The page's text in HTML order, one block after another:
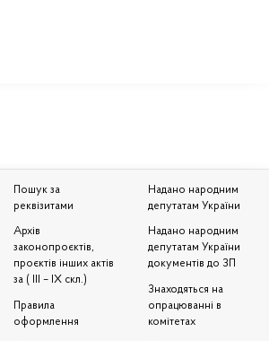
Пошук за
реквізитами
Архів
законопроєктів,
проєктів інших актів
за ( III – IX скл.)
Правила
оформлення
Надано народним
депутатам України
Надано народним
депутатам України
документів до ЗП
Знаходяться на
опрацюванні в
комітетах